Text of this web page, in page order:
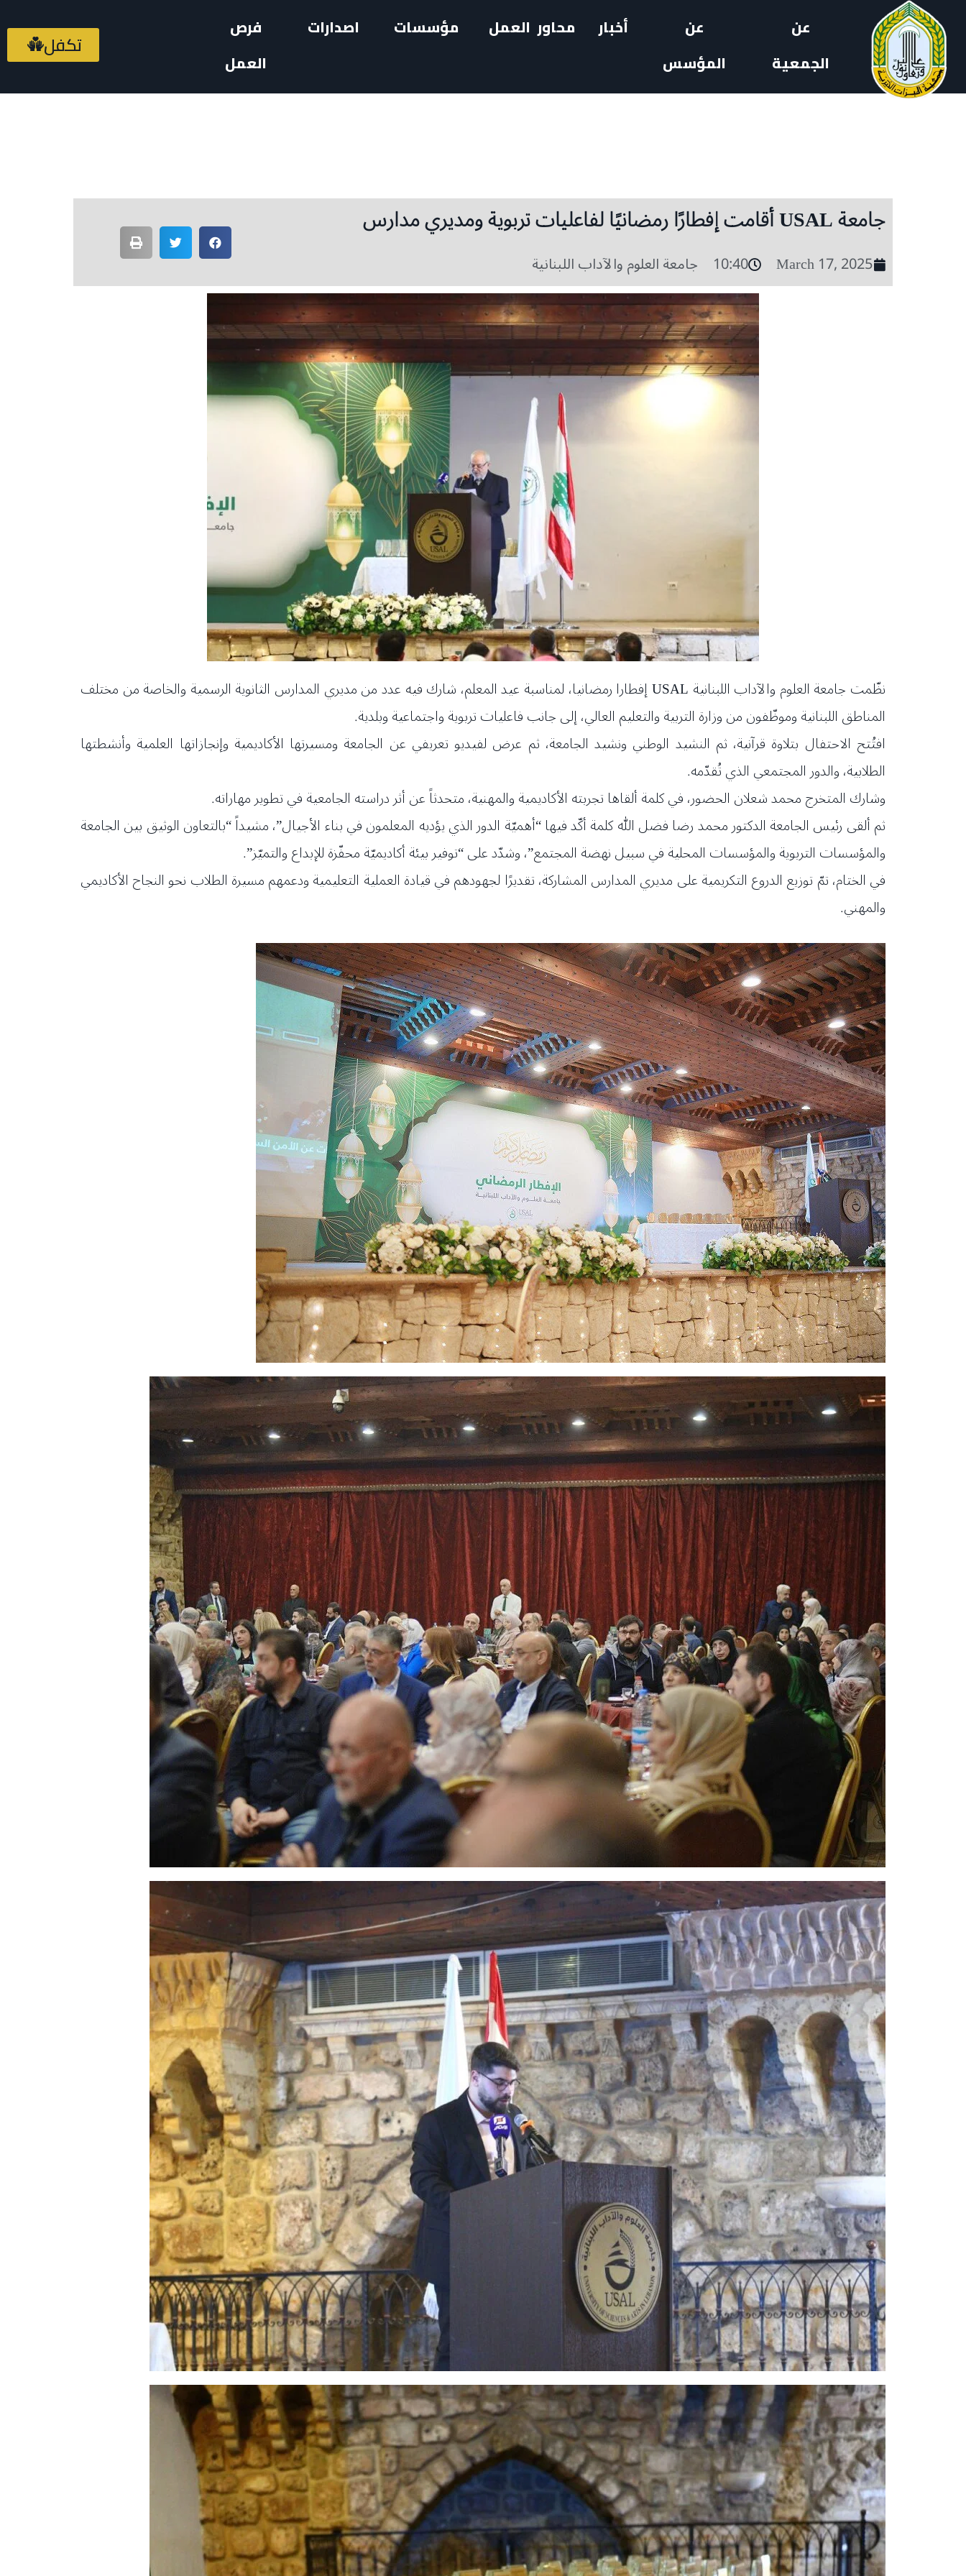
عن
الجمعية
عن
المؤسس
أخبار محاور العمل مؤسسات اصدارات
فرص
العمل
تكفل
جامعة USAL أقامت إفطارًا رمضانيًا لفاعليات تربوية ومديري مدارس
March 17, 2025
10:40 جامعة العلوم والآداب اللبنانية
نظّمت جامعة العلوم والآداب اللبنانية USAL إفطارا رمضانيا، لمناسبة عيد المعلم، شارك فيه عدد من مديري المدارس الثانوية الرسمية والخاصة من مختلف
المناطق اللبنانية وموظّفون من وزارة التربية والتعليم العالي، إلى جانب فاعليات تربوية واجتماعية وبلدية.
افتُتح الاحتفال بتلاوة قرآنية، ثم النشيد الوطني ونشيد الجامعة، ثم عرض لفيديو تعريفي عن الجامعة ومسيرتها الأكاديمية وإنجازاتها العلمية وأنشطتها
الطلابية، والدور المجتمعي الذي تُقدّمه.
وشارك المتخرج محمد شعلان الحضور، في كلمة ألقاها تجربته الأكاديمية والمهنية، متحدثاً عن أثر دراسته الجامعية في تطوير مهاراته.
ثم ألقى رئيس الجامعة الدكتور محمد رضا فضل الله كلمة أكّد فيها “أهميّة الدور الذي يؤديه المعلمون في بناء الأجيال”، مشيداً “بالتعاون الوثيق بين الجامعة
والمؤسسات التربوية والمؤسسات المحلية في سبيل نهضة المجتمع”، وشدّد على “توفير بيئة أكاديميّة محفّزة للإبداع والتميّز”.
في الختام، تمّ توزيع الدروع التكريمية على مديري المدارس المشاركة، تقديرًا لجهودهم في قيادة العملية التعليمية ودعمهم مسيرة الطلاب نحو النجاح الأكاديمي
والمهني.